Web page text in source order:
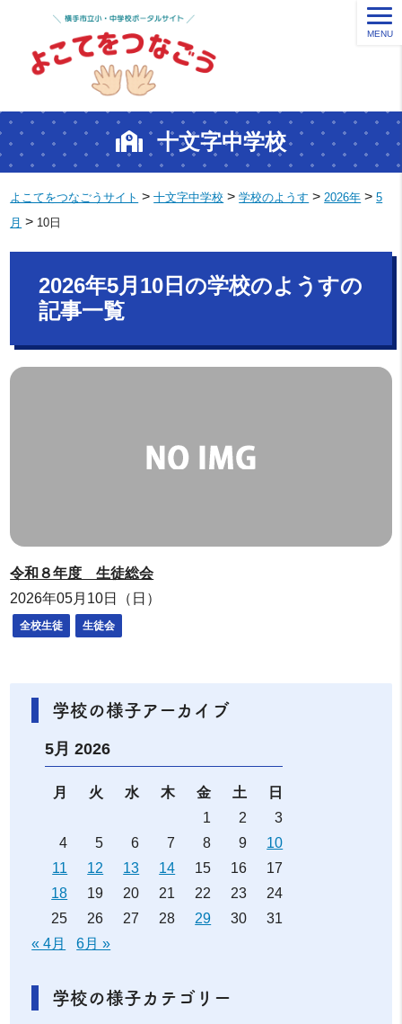
十文字中学校
MENU
よこてをつなごうサイト >十文字中学校 >学校のようす > 2026年 >5
月 > 10日
2026年5月10日の学校のようすの
記事一覧
令和８年度 生徒総会
2026年05月10日（日）
全校生徒 生徒会
学校の様子アーカイブ
5月 2026
月 火 水 木 金 土
日
1
2
3
4
5 6 7 8 9
10
11
12 13 14 15 16
17
18
19 20 21 22 23
24
25
26 27 28 29 30
31
« 4月
6月 »
学校の様子カテゴリー